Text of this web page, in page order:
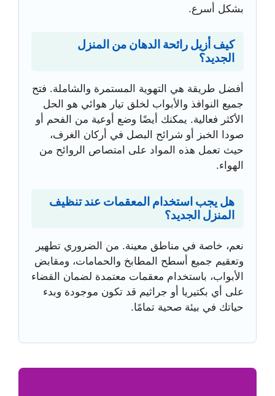
بشكل أسرع.
كيف أزيل رائحة الدهان من المنزل
الجديد؟
أفضل طريقة هي التهوية المستمرة والشاملة. فتح
جميع النوافذ والأبواب لخلق تيار هوائي هو الحل
الأكثر فعالية. يمكنك أيضًا وضع أوعية من الفحم أو
صودا الخبز أو شرائح البصل في أركان الغرف،
حيث تعمل هذه المواد على امتصاص الروائح من
الهواء.
هل يجب استخدام المعقمات عند تنظيف
المنزل الجديد؟
نعم، خاصة في مناطق معينة. من الضروري تطهير
وتعقيم جميع أسطح المطابخ والحمامات، ومقابض
الأبواب، باستخدام معقمات معتمدة لضمان القضاء
على أي بكتيريا أو جراثيم قد تكون موجودة وبدء
حياتك في بيئة صحية تمامًا.